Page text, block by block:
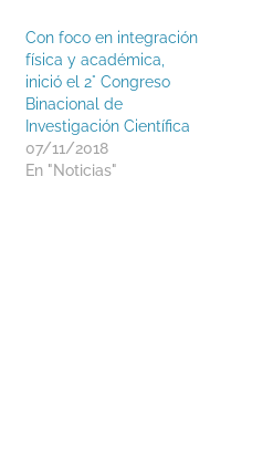
Con foco en integración
física y académica,
inició el 2° Congreso
Binacional de
Investigación Científica
07/11/2018
En "Noticias"